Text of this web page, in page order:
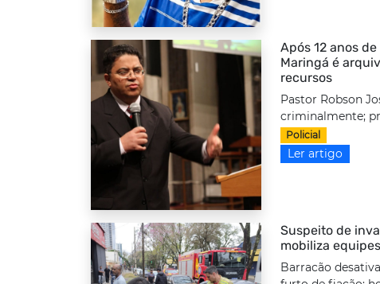
Após 12 anos
Maringá é
recursos
Pastor Robson
criminalmente;
Policial
Ler artigo
Suspeito de
mobiliza
Barracão